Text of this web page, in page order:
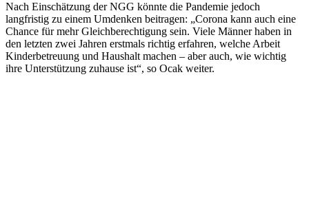
Nach Einschätzung der NGG könnte die Pandemie jedoch
langfristig zu einem Umdenken beitragen: „Corona kann auch eine
Chance für mehr Gleichberechtigung sein. Viele Männer haben in
den letzten zwei Jahren erstmals richtig erfahren, welche Arbeit
Kinderbetreuung und Haushalt machen – aber auch, wie wichtig
ihre Unterstützung zuhause ist“, so Ocak weiter.